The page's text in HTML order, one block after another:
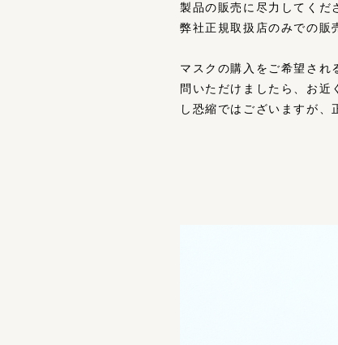
製品の販売に尽力してくだ
弊社正規取扱店のみでの販
マスクの購入をご希望され
問いただけましたら、お
し恐縮ではございますが、